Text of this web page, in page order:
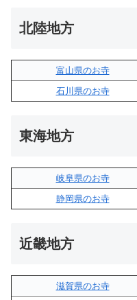
北陸地方
富山県のお寺
石川県のお寺
東海地方
岐阜県のお寺
静岡県のお寺
近畿地方
滋賀県のお寺